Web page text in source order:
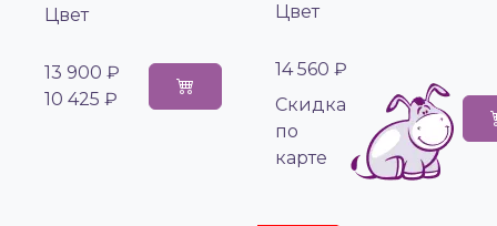
Цвет
13 900 ₽
10 425 ₽
Цвет
14 560 ₽
Cкидка
по
карте